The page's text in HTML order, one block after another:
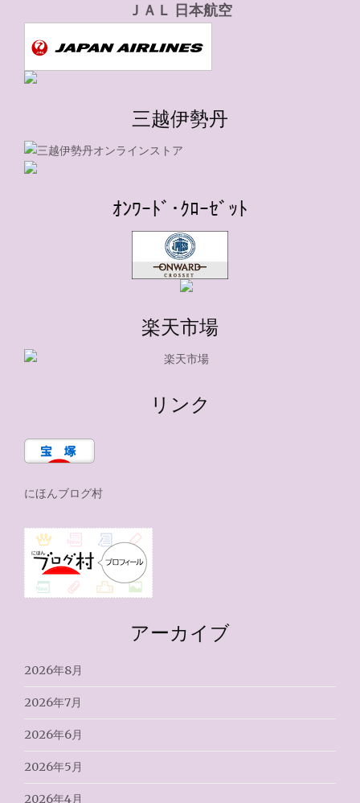
ＪＡＬ 日本航空
三越伊勢丹
ｵﾝﾜｰﾄﾞ･ｸﾛｰｾﾞｯﾄ
楽天市場
リンク
にほんブログ村
アーカイブ
2026年8月
2026年7月
2026年6月
2026年5月
2026年4月